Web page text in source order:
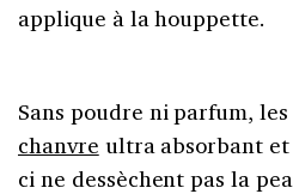
applique à la houppette.
Sans poudre ni parfum,
chanvre ultra absorbant et
ci ne dessèchent pas la